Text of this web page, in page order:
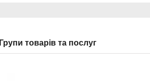
Групи товарів та послуг